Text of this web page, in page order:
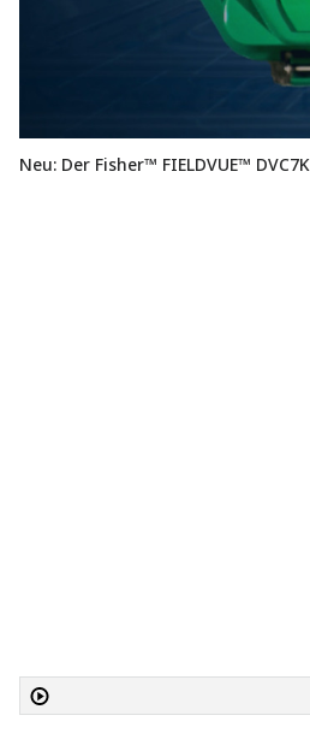
Neu: Der Fisher™ FIELDVUE™ DVC7K